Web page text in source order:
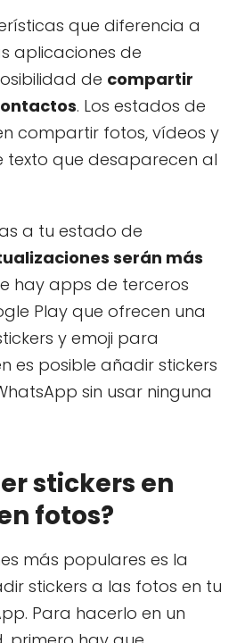
que diferencia a
aplicaciones de
de compartir
. Los estados de
compartir fotos, vídeos y
texto que desaparecen al
a tu estado de
serán más
hay apps de terceros
Play que ofrecen una
y emoji para
es posible añadir stickers
sin usar ninguna
stickers en
fotos?
más populares es la
stickers a las fotos en tu
Para hacerlo en un